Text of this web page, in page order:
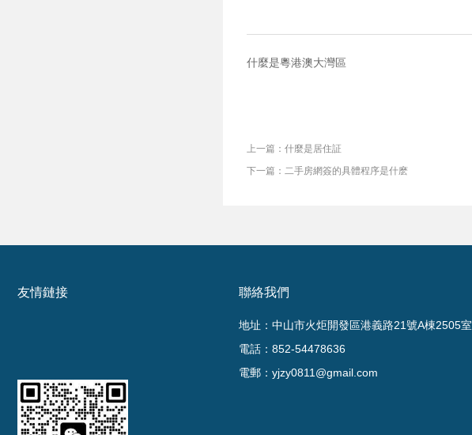
什麼是粵港澳大灣區
上一篇：什麼是居住証
下一篇：二手房網簽的具體程序是什麽
友情鏈接 聯絡我們
地址：中山市火炬開發區港義路21號A棟2505室
電話：852-54478636
電郵：yjzy0811@gmail.com